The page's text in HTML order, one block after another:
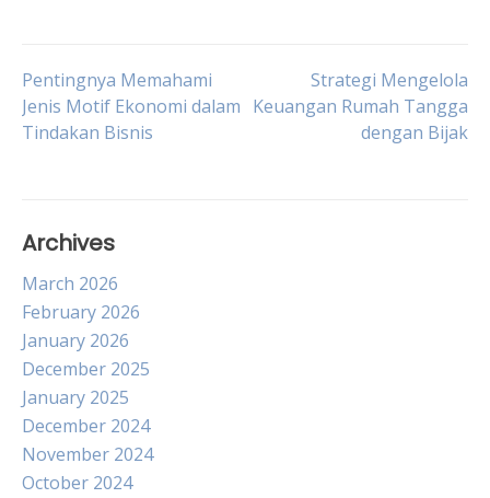
Post
navigation
Pentingnya Memahami
Jenis Motif Ekonomi dalam
Tindakan Bisnis
Strategi Mengelola
Keuangan Rumah Tangga
dengan Bijak
Archives
March 2026
February 2026
January 2026
December 2025
January 2025
December 2024
November 2024
October 2024